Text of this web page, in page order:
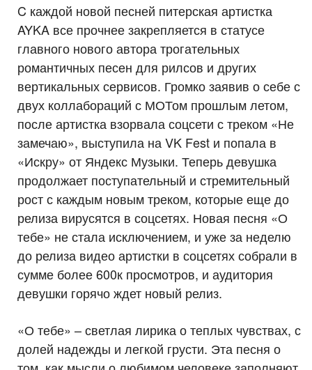
C каждой новой песней питерская артистка
AYKA все прочнее закрепляется в статусе
главного нового автора трогательных
романтичных песен для рилсов и других
вертикальных сервисов. Громко заявив о себе с
двух коллабораций с МОТом прошлым летом,
после артистка взорвала соцсети с треком «Не
замечаю», выступила на VK Fest и попала в
«Искру» от Яндекс Музыки. Теперь девушка
продолжает поступательный и стремительный
рост с каждым новым треком, которые еще до
релиза вирусятся в соцсетях. Новая песня «О
тебе» не стала исключением, и уже за неделю
до релиза видео артистки в соцсетях собрали в
сумме более 600к просмотров, и аудитория
девушки горячо ждет новый релиз.
«О тебе» – светлая лирика о теплых чувствах, с
долей надежды и легкой грусти. Эта песня о